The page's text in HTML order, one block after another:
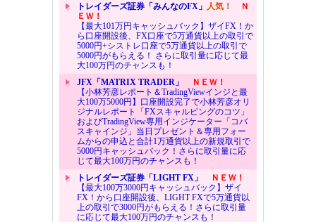
トレイダーズ証券「みんなのFX」 人気！
Ｎ
ＥＷ！
【最大101万円キャッシュバック】ザイFX！か
ら口座開設後、FX口座で5万通貨以上の取引で
5000円+シストレ口座で5万通貨以上の取引で
5000円がもらえる！ さらに取引量に応じて最
大100万円のチャンスも！
JFX「MATRIX TRADER」
ＮＥＷ！
【小林芳彦レポート＆TradingViewインジと最
大100万5000円】口座開設完了で小林芳彦オリ
ジナルレポート「FXスキャルピングのコツ」
およびTradingView専用インジケーター「コバ
スキャインジ」当日プレゼント＆専用フォー
ムからの申込と合計1万通貨以上の新規取引で
5000円キャッシュバック！さらに取引量に応
じて最大100万円のチャンスも！
トレイダーズ証券「LIGHT FX」
ＮＥＷ！
【最大100万3000円キャッシュバック】ザイ
FX！から口座開設後、LIGHT FXで5万通貨以
上の取引で3000円がもらえる！さらに取引量
に応じて最大100万円のチャンスも！